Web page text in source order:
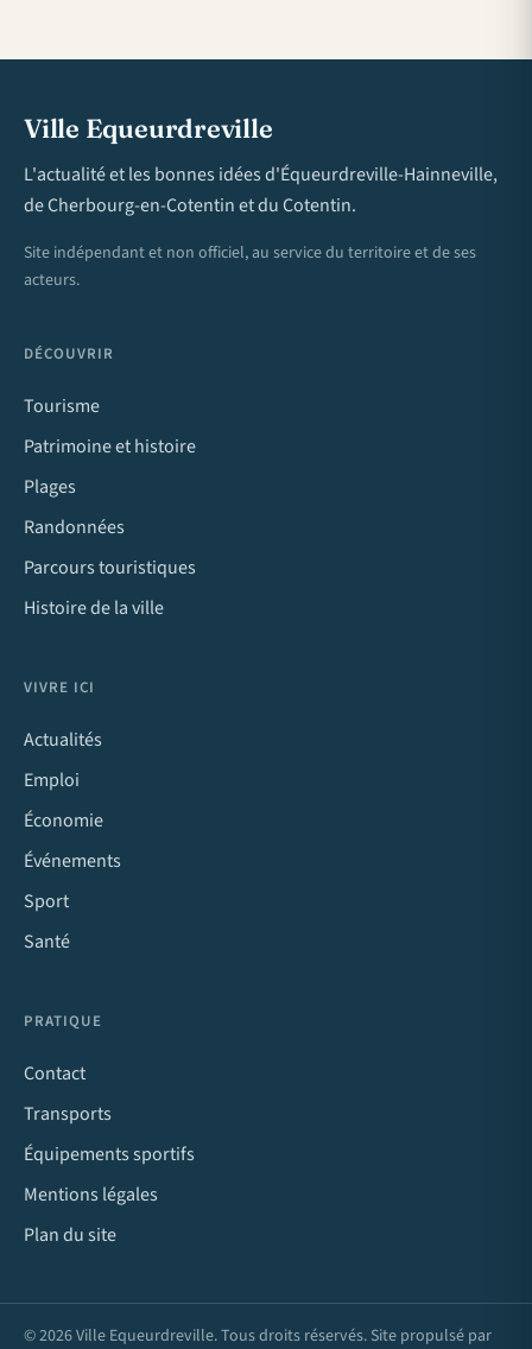
Ville Equeurdreville
L'actualité et les bonnes idées d'Équeurdreville-Hainneville,
de Cherbourg-en-Cotentin et du Cotentin.
Site indépendant et non officiel, au service du territoire et de ses
acteurs.
DÉCOUVRIR
Tourisme
Patrimoine et histoire
Plages
Randonnées
Parcours touristiques
Histoire de la ville
VIVRE ICI
Actualités
Emploi
Économie
Événements
Sport
Santé
PRATIQUE
Contact
Transports
Équipements sportifs
Mentions légales
Plan du site
© 2026 Ville Equeurdreville. Tous droits réservés. Site propulsé par